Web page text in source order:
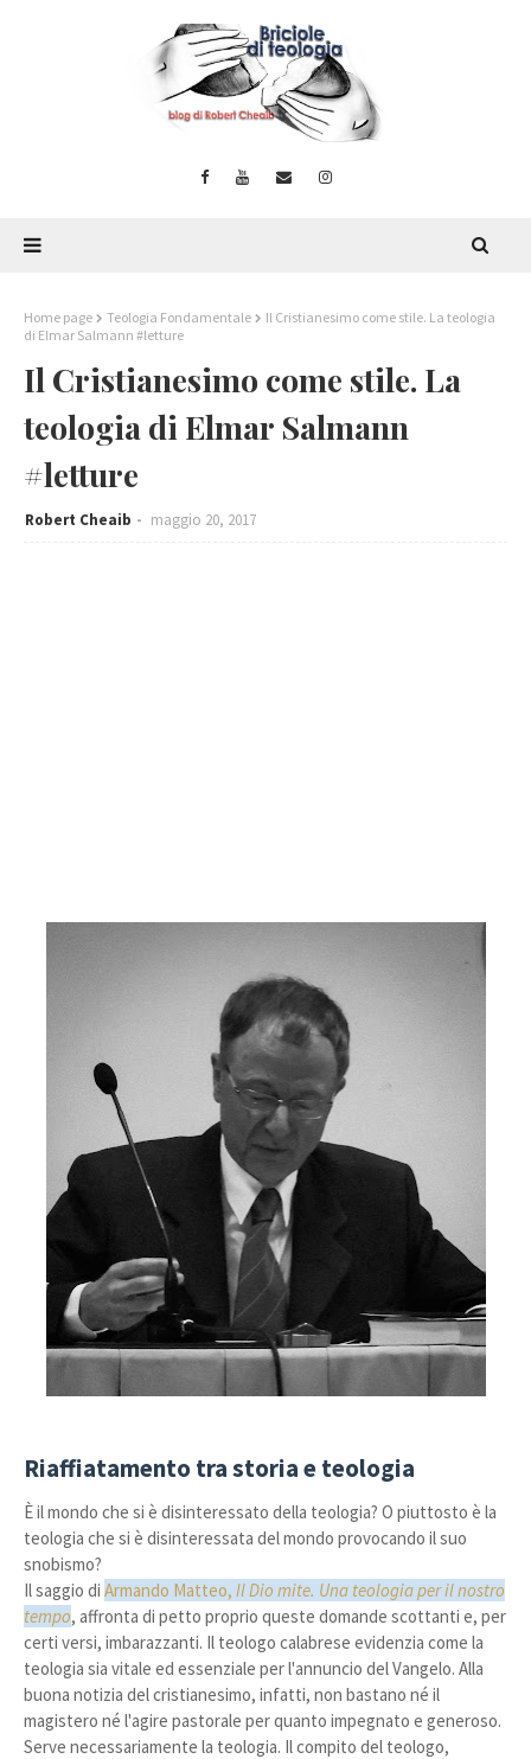
Home page Teologia Fondamentale
Il Cristianesimo come stile. La teologia
di Elmar Salmann #letture
Il Cristianesimo come stile. La
teologia di Elmar Salmann
#letture
Robert Cheaib maggio 20, 2017
Riaffiatamento tra storia e teologia
È il mondo che si è disinteressato della teologia? O piuttosto è la
teologia che si è disinteressata del mondo provocando il suo
snobismo?
Il saggio di Armando Matteo, Il Dio mite. Una teologia per il nostro
tempo, affronta di petto proprio queste domande scottanti e, per
certi versi, imbarazzanti. Il teologo calabrese evidenzia come la
teologia sia vitale ed essenziale per l'annuncio del Vangelo. Alla
buona notizia del cristianesimo, infatti, non bastano né il
magistero né l'agire pastorale per quanto impegnato e generoso.
Serve necessariamente la teologia. Il compito del teologo,